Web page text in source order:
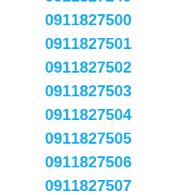
0911827500
0911827501
0911827502
0911827503
0911827504
0911827505
0911827506
0911827507